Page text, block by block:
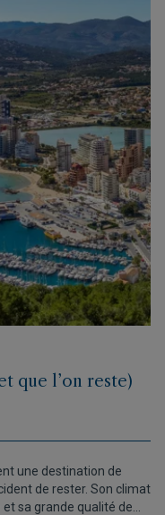
que l’on reste)
une destination de
de rester. Son climat
sa grande qualité de